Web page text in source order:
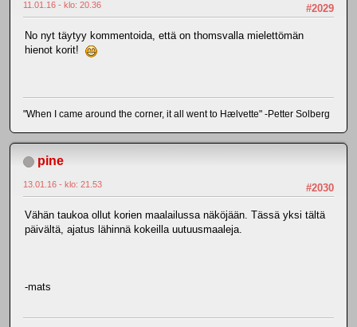
#2029
11.01.16 - klo: 20.36
No nyt täytyy kommentoida, että on thomsvalla mielettömän
hienot korit!
"When I came around the corner, it all went to Hælvette" -Petter Solberg
pine
#2030
13.01.16 - klo: 21.53
Vähän taukoa ollut korien maalailussa näköjään. Tässä yksi tältä
päivältä, ajatus lähinnä kokeilla uutuusmaaleja.
-mats